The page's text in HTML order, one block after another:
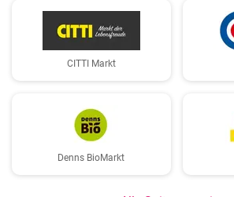
CITTI Markt
Denns BioMarkt